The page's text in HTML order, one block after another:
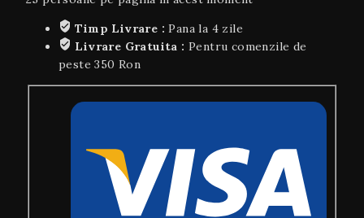
Timp Livrare :Pana la 4 zile
Livrare Gratuita :Pentru comenzile de
peste 350 Ron